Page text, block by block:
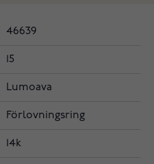
46639
15
Lumoava
Förlovningsring
14k